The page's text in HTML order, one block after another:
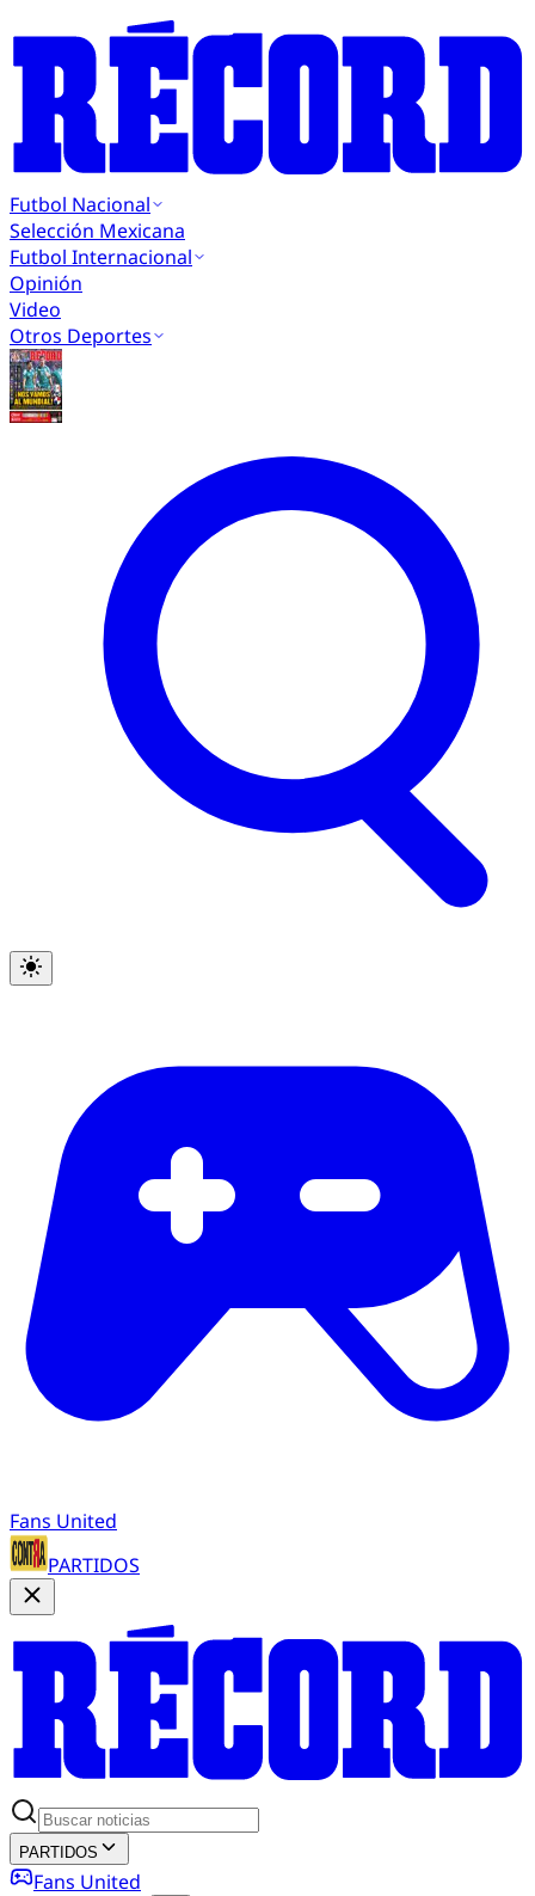
Futbol Nacional
Selección Mexicana
Futbol Internacional
Opinión
Video
Otros Deportes
Fans United
PARTIDOS
PARTIDOS
Fans United